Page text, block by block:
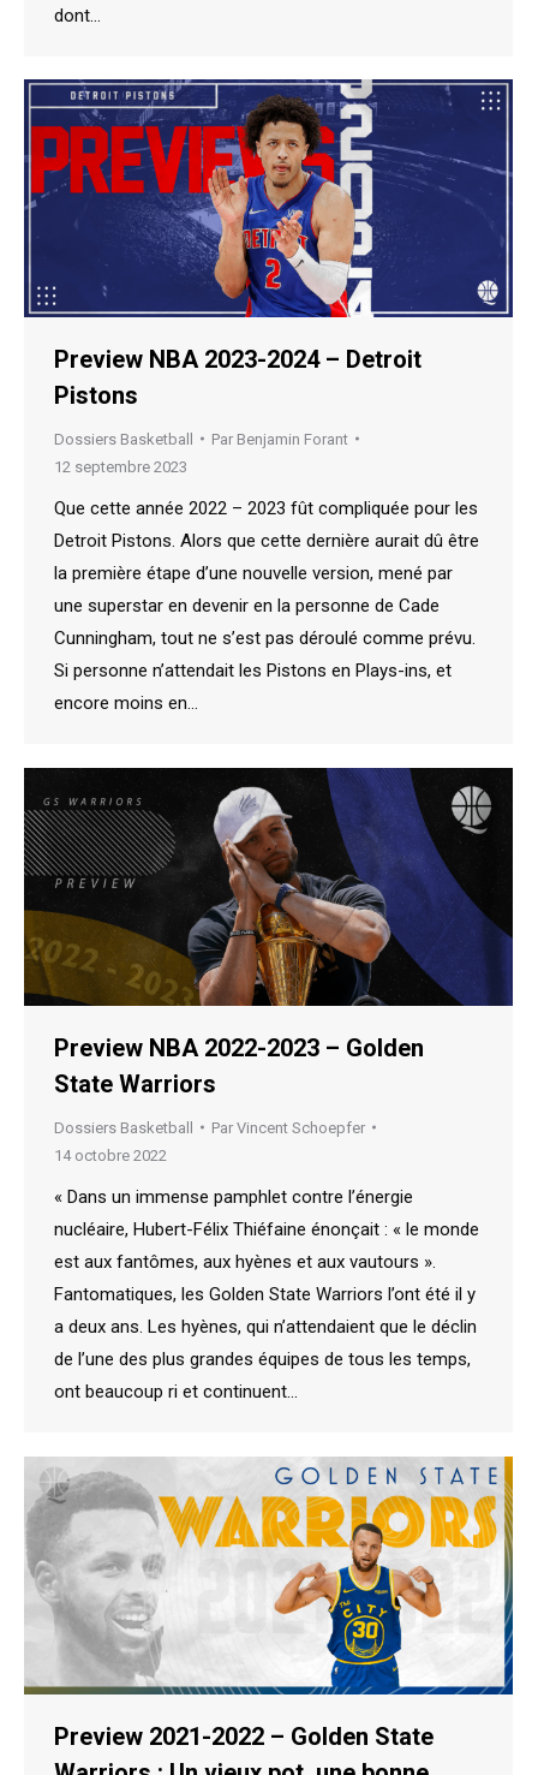
dont…
Preview NBA 2023-2024 – Detroit
Pistons
Dossiers Basketball Par Benjamin Forant
12 septembre 2023
Que cette année 2022 – 2023 fût compliquée pour les
Detroit Pistons. Alors que cette dernière aurait dû être
la première étape d’une nouvelle version, mené par
une superstar en devenir en la personne de Cade
Cunningham, tout ne s’est pas déroulé comme prévu.
Si personne n’attendait les Pistons en Plays-ins, et
encore moins en…
Preview NBA 2022-2023 – Golden
State Warriors
Dossiers Basketball Par Vincent Schoepfer
14 octobre 2022
« Dans un immense pamphlet contre l’énergie
nucléaire, Hubert-Félix Thiéfaine énonçait : « le monde
est aux fantômes, aux hyènes et aux vautours ».
Fantomatiques, les Golden State Warriors l’ont été il y
a deux ans. Les hyènes, qui n’attendaient que le déclin
de l’une des plus grandes équipes de tous les temps,
ont beaucoup ri et continuent…
Preview 2021-2022 – Golden State